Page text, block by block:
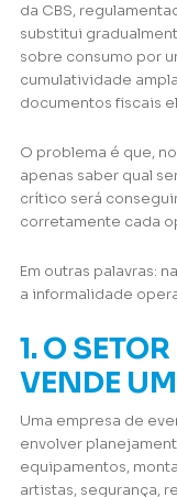
da CBS,
substitui
sobre consumo por
cumulatividade
documentos fiscais
O problema é que,
apenas saber qual
crítico será
corretamente cada
Em outras palavras:
a informalidade
1. O
VENDE
Uma empresa de
envolver
equipamentos,
artistas, segurança,